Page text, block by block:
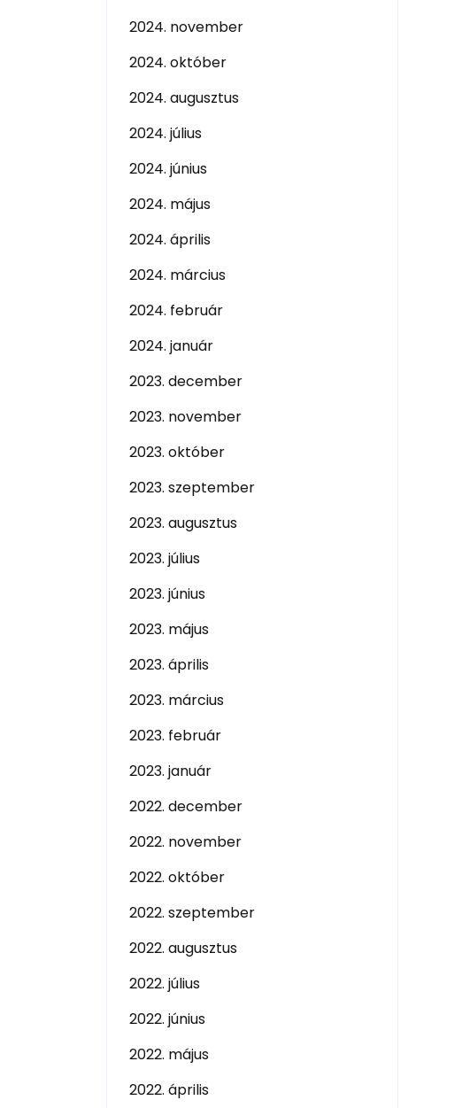
2024. november
2024. október
2024. augusztus
2024. július
2024. június
2024. május
2024. április
2024. március
2024. február
2024. január
2023. december
2023. november
2023. október
2023. szeptember
2023. augusztus
2023. július
2023. június
2023. május
2023. április
2023. március
2023. február
2023. január
2022. december
2022. november
2022. október
2022. szeptember
2022. augusztus
2022. július
2022. június
2022. május
2022. április